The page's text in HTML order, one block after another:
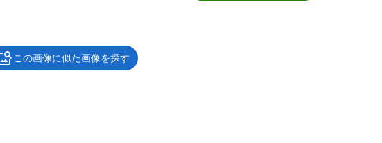
この画像に似た画像を探す